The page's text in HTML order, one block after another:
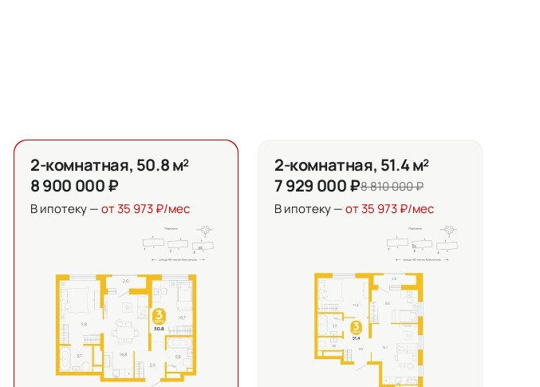
2-комнатная, 50.8 м²
8 900 000 ₽
В ипотеку —от 35 973 ₽/мес
2-комнатная, 51.4 м²
7 929 000 ₽8 810 000 ₽
В ипотеку —от 35 973 ₽/мес